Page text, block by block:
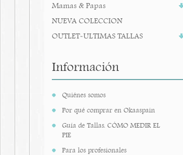
Mamas & Papas
NUEVA COLECCION
OUTLET-ULTIMAS TALLAS
Información
Quiénes somos
Por qué comprar en Okaaspain
Guía de Tallas. CÓMO MEDIR EL
PIE
Para los profesionales